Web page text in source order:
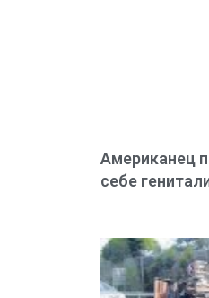
Американец
себе